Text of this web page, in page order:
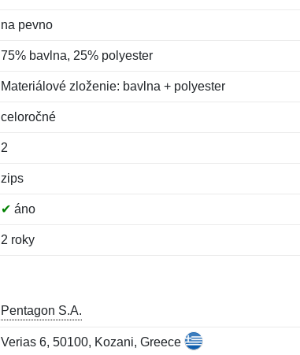
na pevno
75% bavlna, 25% polyester
Materiálové zloženie: bavlna + polyester
celoročné
2
zips
✔ áno
2 roky
Pentagon S.A.
Verias 6, 50100, Kozani, Greece